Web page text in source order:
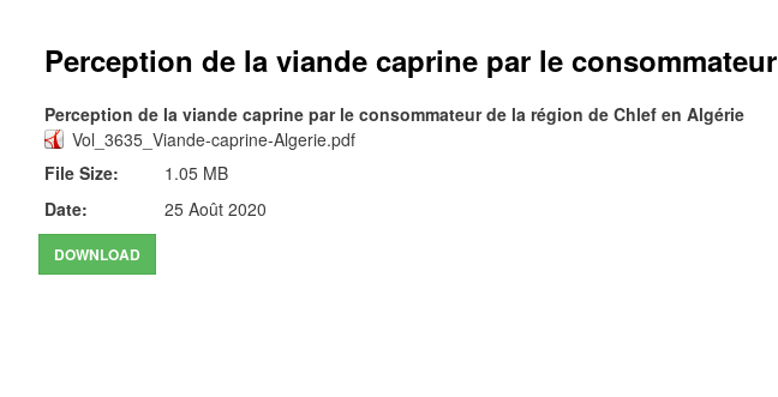
Perception de la viande caprine par le
Perception de la viande caprine par le consommateur de la région de Chlef en Algérie
Vol_3635_Viande-caprine-Algerie.pdf
File Size:
1.05 MB
Date:
25 Août 2020